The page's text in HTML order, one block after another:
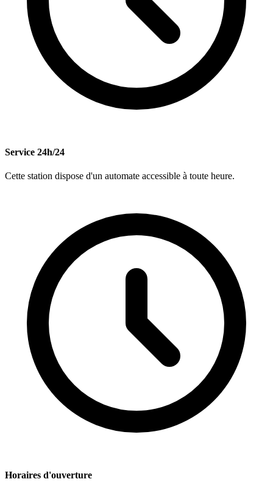
Service 24h/24
Cette station dispose d'un automate accessible à toute heure.
Horaires d'ouverture